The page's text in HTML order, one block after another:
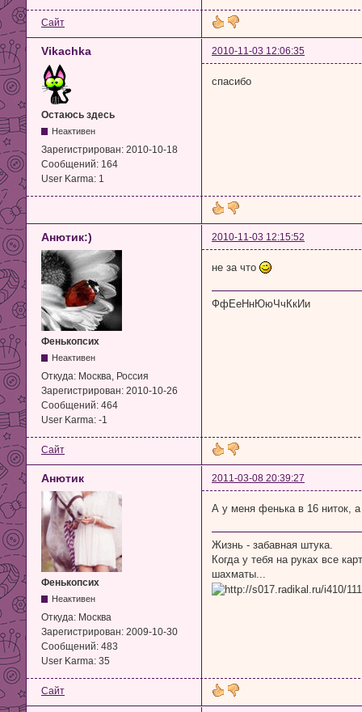
Сайт
Vikachka 2010-11-03 12:06:35
Остаюсь здесь
Неактивен
Зарегистрирован: 2010-10-18
Сообщений: 164
User Karma: 1
спасибо
Анютик:) 2010-11-03 12:15:52
Фенькопсих
Неактивен
Откуда: Москва, Россия
Зарегистрирован: 2010-10-26
Сообщений: 464
User Karma: -1
не за что
ФфЕеНнЮюЧчКкИи
Сайт
Анютик 2011-03-08 20:39:27
Фенькопсих
Неактивен
Откуда: Москва
Зарегистрирован: 2009-10-30
Сообщений: 483
User Karma: 35
А у меня фенька в 16 ниток,
Жизнь - забавная штука.
Когда у тебя на руках все
шахматы...
Сайт